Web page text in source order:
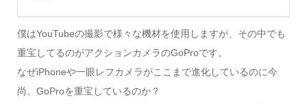
僕はYouTubeの撮影で様々な機材を使用しますが、その中でも
重宝してるのがアクションカメラのGoProです。
なぜiPhoneや一眼レフカメラがここまで進化しているのに今
尚、GoProを重宝しているのか？